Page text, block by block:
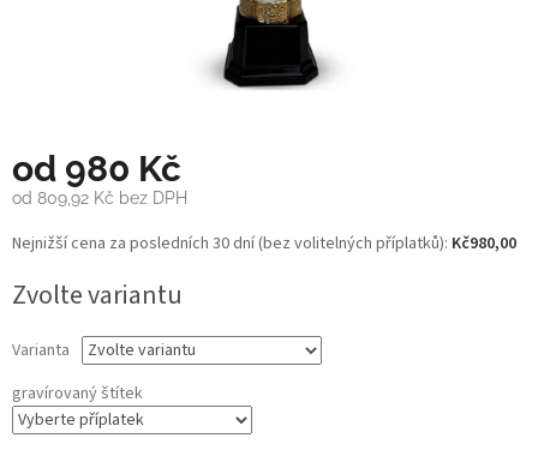
od 980 Kč
od 809,92 Kč bez DPH
Měrná
cena:
Nejnižší cena za posledních 30 dní (bez volitelných příplatků): Kč980,00
Zvolte variantu
Varianta
gravírovaný štítek